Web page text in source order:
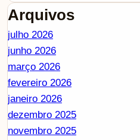
Arquivos
julho 2026
junho 2026
março 2026
fevereiro 2026
janeiro 2026
dezembro 2025
novembro 2025